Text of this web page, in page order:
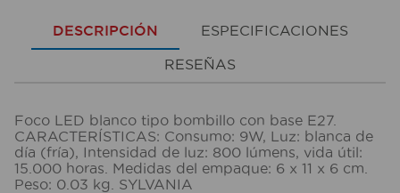
DESCRIPCIÓN ESPECIFICACIONES
RESEÑAS
Foco LED blanco tipo bombillo con base E27.
CARACTERÍSTICAS: Consumo: 9W, Luz: blanca de
día (fría), Intensidad de luz: 800 lúmens, vida útil:
15.000 horas. Medidas del empaque: 6 x 11 x 6 cm.
Peso: 0.03 kg. SYLVANIA